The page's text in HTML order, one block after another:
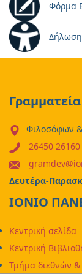
Φόρμα
Γραμματεία
Φιλοσόφων
26450 26160
Δευτέρα-
ΙΟΝΙΟ
Κεντρική σελίδα
Κεντρική
Τμήμα διεθνών